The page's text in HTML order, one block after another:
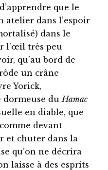
que le
atelier dans l’espoir
dans le
l’œil très peu
qu’au bord de
un crâne
Yorick,
du Hamac
en diable, que
devant
et chuter dans la
qu’on ne décrira
laisse à des esprits